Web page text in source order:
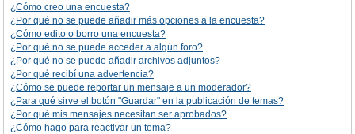
¿Cómo creo una encuesta?
¿Por qué no se puede añadir más opciones a la encuesta?
¿Cómo edito o borro una encuesta?
¿Por qué no se puede acceder a algún foro?
¿Por qué no se puede añadir archivos adjuntos?
¿Por qué recibí una advertencia?
¿Cómo se puede reportar un mensaje a un moderador?
¿Para qué sirve el botón "Guardar" en la publicación de temas?
¿Por qué mis mensajes necesitan ser aprobados?
¿Cómo hago para reactivar un tema?